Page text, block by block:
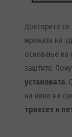
Докторите
мрежата на
основање на
заштита.
установата.
на ниво на
триесет и